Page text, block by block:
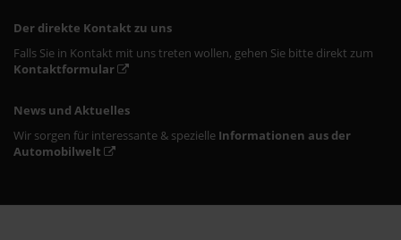
Der direkte Kontakt zu uns
Falls Sie in Kontakt mit uns treten wollen, gehen Sie bitte direkt zum
Kontaktformular
News und Aktuelles
Wir sorgen für interessante & spezielle Informationen aus der
Automobilwelt